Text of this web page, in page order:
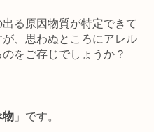
る原因物質が特定できて
、思わぬところにアレル
をご存じでしょうか？
物 」です。